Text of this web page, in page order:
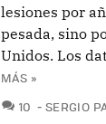
lesiones por
pesada, sino
Unidos. Los
MÁS »
10
SERGIO